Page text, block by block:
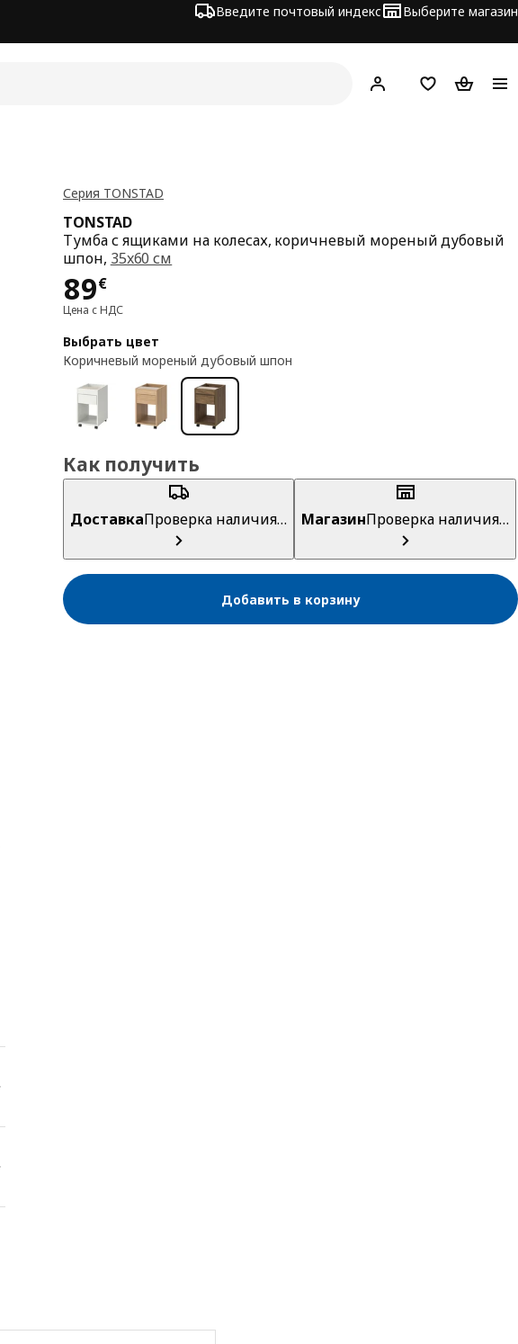
Введите почтовый индекс Выберите магазин
Hej! ВойтиСписокКорзина
Серия TONSTAD
TONSTAD
Тумба с ящиками на колесах, коричневый мореный дубовый
шпон, 35x60 см
89€
Цена 89€
Цена с НДС
Выбрать цвет
Коричневый мореный дубовый шпон
Как получить
ДоставкаПроверка наличия… МагазинПроверка наличия…
Добавить в корзину